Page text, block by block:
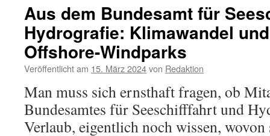
Aus dem Bundesamt für
Hydrografie: Klimawandel
Offshore-Windparks
Veröffentlicht am 15. März 2024von Redaktion
Man muss sich ernsthaft fragen, ob
Bundesamtes für Seeschifffahrt und
Verlaub, eigentlich noch wissen,